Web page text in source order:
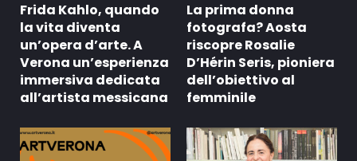
Frida Kahlo, quando
la vita diventa
un’opera d’arte. A
Verona un’esperienza
immersiva dedicata
all’artista messicana
La prima donna
fotografa? Aosta
riscopre Rosalie
D’Hérin Seris, pioniera
dell’obiettivo al
femminile